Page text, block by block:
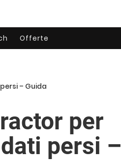
Offerte
– Guida
per
persi –